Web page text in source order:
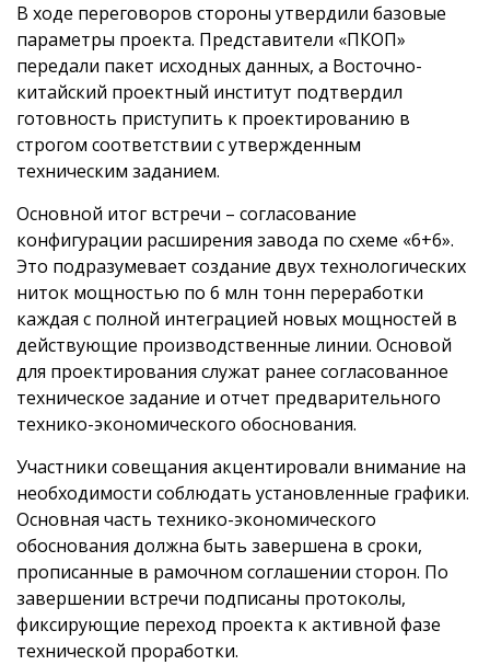
В ходе переговоров стороны утвердили базовые
параметры проекта. Представители «ПКОП»
передали пакет исходных данных, а Восточно-
китайский проектный институт подтвердил
готовность приступить к проектированию в
строгом соответствии с утвержденным
техническим заданием.
Основной итог встречи – согласование
конфигурации расширения завода по схеме «6+6».
Это подразумевает создание двух технологических
ниток мощностью по 6 млн тонн переработки
каждая с полной интеграцией новых мощностей в
действующие производственные линии. Основой
для проектирования служат ранее согласованное
техническое задание и отчет предварительного
технико-экономического обоснования.
Участники совещания акцентировали внимание на
необходимости соблюдать установленные графики.
Основная часть технико-экономического
обоснования должна быть завершена в сроки,
прописанные в рамочном соглашении сторон. По
завершении встречи подписаны протоколы,
фиксирующие переход проекта к активной фазе
технической проработки.